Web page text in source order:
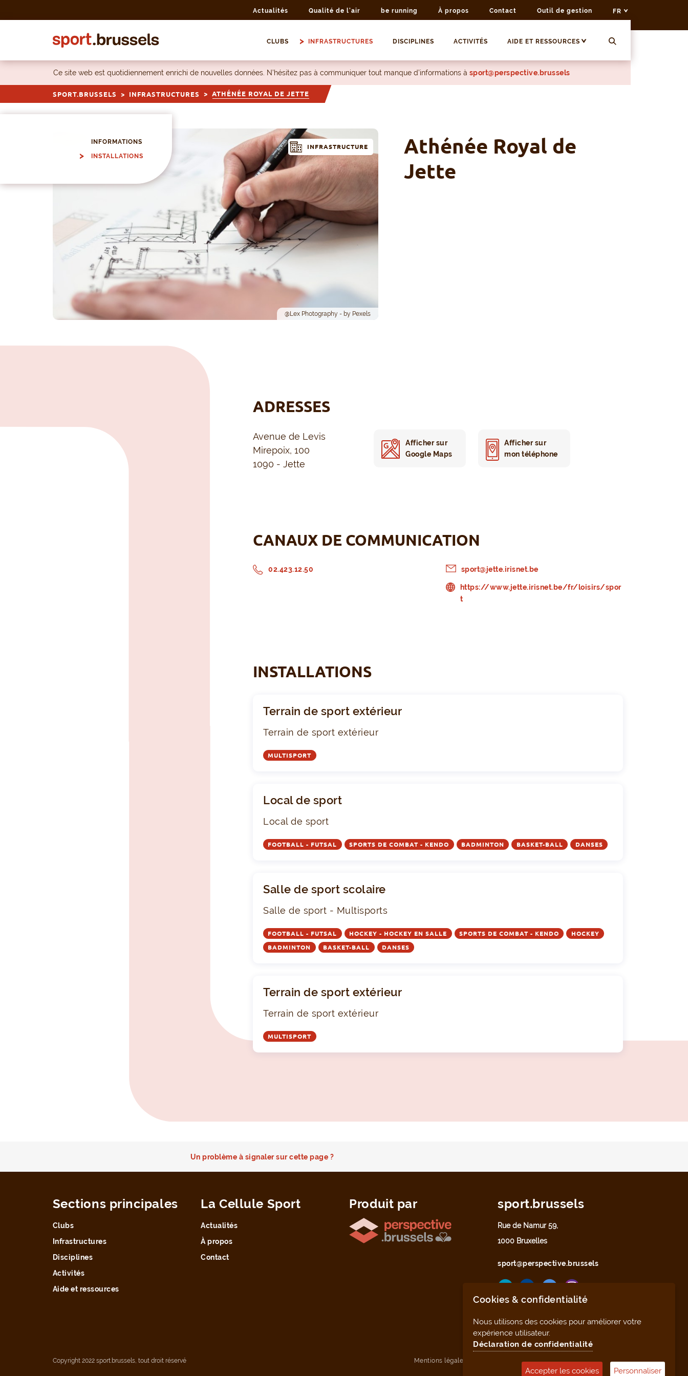
Actualités Qualité de l'air be running À propos Contact Outil de gestion FR
CLUBS INFRASTRUCTURES DISCIPLINES ACTIVITÉS AIDE ET RESSOURCES
Ce site web est quotidiennement enrichi de nouvelles données. N’hésitez pas à communiquer tout manque d’informations à sport@perspective.brussels
SPORT.BRUSSELS INFRASTRUCTURES ATHÉNÉE ROYAL DE JETTE
INFORMATIONS
INSTALLATIONS
@Lex Photography - by Pexels
INFRASTRUCTURE
Athénée Royal de
Jette
ADRESSES
Avenue de Levis
Mirepoix, 100
1090 - Jette
Afficher sur
Google Maps
Afficher sur
mon téléphone
CANAUX DE COMMUNICATION
02.423.12.50 sport@jette.irisnet.be
https://www.jette.irisnet.be/fr/loisirs/spor
t
INSTALLATIONS
Terrain de sport extérieur
Terrain de sport extérieur
MULTISPORT
Local de sport
Local de sport
FOOTBALL - FUTSAL SPORTS DE COMBAT - KENDO BADMINTON BASKET-BALL DANSES
Salle de sport scolaire
Salle de sport - Multisports
FOOTBALL - FUTSAL HOCKEY - HOCKEY EN SALLE SPORTS DE COMBAT - KENDO HOCKEY
BADMINTON BASKET-BALL DANSES
Terrain de sport extérieur
Terrain de sport extérieur
MULTISPORT
Un problème à signaler sur cette page ?
Sections principales
Clubs
Infrastructures
Disciplines
Activités
Aide et ressources
La Cellule Sport
Actualités
À propos
Contact
Produit par sport.brussels
Rue de Namur 59,
1000 Bruxelles
sport@perspective.brussels
Copyright 2022 sport.brussels, tout droit réservé Mentions légales Déclaration de confidentialité Plan du site
Cookies & confidentialité
Nous utilisons des cookies pour améliorer votre
expérience utilisateur.
Déclaration de confidentialité
Accepter les cookies Personnaliser